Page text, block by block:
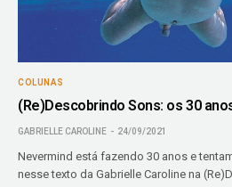
COLUNAS
(Re)Descobrindo Sons: os 30
GABRIELLE CAROLINE 24/09/2021
Nevermind está fazendo 30 anos e
nesse texto da Gabrielle Caroline na